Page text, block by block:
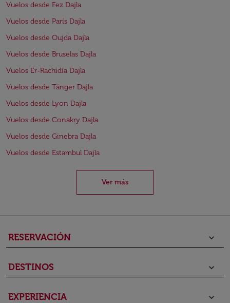
Vuelos desde Fez Dajla
Vuelos desde París Dajla
Vuelos desde Oujda Dajla
Vuelos desde Bruselas Dajla
Vuelos Er-Rachidía Dajla
Vuelos desde Tánger Dajla
Vuelos desde Lyon Dajla
Vuelos desde Conakry Dajla
Vuelos desde Ginebra Dajla
Vuelos desde Estambul Dajla
Ver más
RESERVACIÓN keyboard_arrow_down
DESTINOS keyboard_arrow_down
EXPERIENCIA keyboard_arrow_down